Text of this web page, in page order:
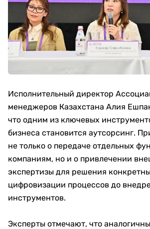
Исполнительный директор
менеджеров Казахстана Алия
что одним из ключевых
бизнеса становится аутсорсинг.
не только о передаче отдельных
компаниям, но и о привлечении
экспертизы для решения
цифровизации процессов до
инструментов.
Эксперты отмечают, что